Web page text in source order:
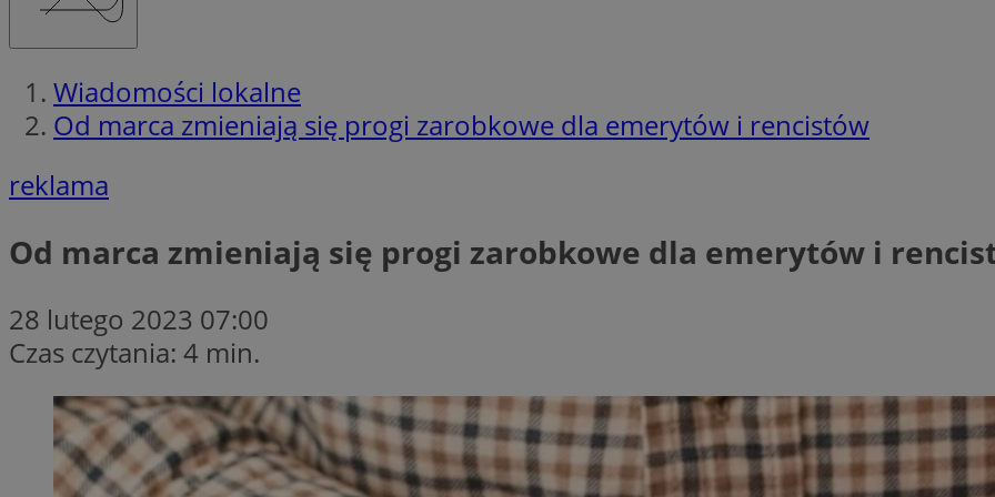
Wiadomości lokalne
Od marca zmieniają się progi zarobkowe dla emerytów i rencistów
reklama
Od marca zmieniają się progi zarobkowe dla emerytów i
28 lutego 2023 07:00
Czas czytania: 4 min.